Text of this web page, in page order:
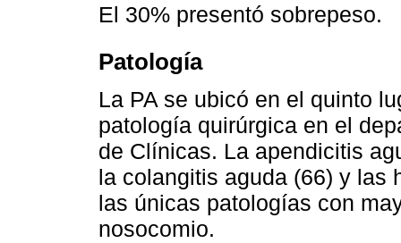
El 30% presentó sobrepeso.
Patología
La PA se ubicó en el quinto
patología quirúrgica en el
de Clínicas. La apendicitis
la colangitis aguda (66) y las
las únicas patologías con
nosocomio.